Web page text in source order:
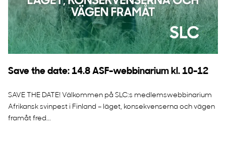
Save the date: 14.8 ASF-webbinarium kl. 10-12
SAVE THE DATE! Välkommen på SLC:s medlemswebbinarium
Afrikansk svinpest i Finland – läget, konsekvenserna och vägen
framåt fred...